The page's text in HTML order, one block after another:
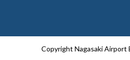
Copyright Nagasaki Airport